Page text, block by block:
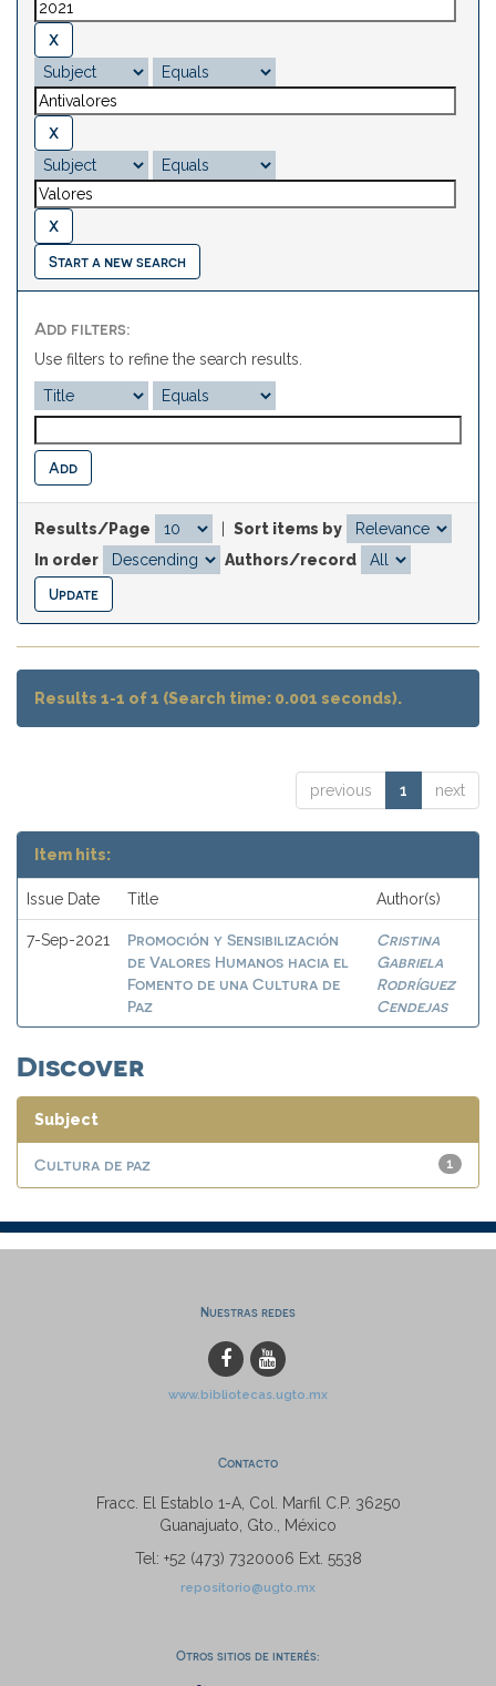
Start a new search
Add filters:
Use filters to refine the search results.
Results/Page
Sort items by
In order
Authors/record
Results 1-1 of 1 (Search time: 0.001 seconds).
previous 1 next
Item hits:
Issue Date Title Author(s)
7-Sep-2021
Promoción y Sensibilización
de Valores Humanos hacia el
Fomento de una Cultura de
Paz
Cristina
Gabriela
Rodríguez
Cendejas
Discover
Subject
1
Cultura de paz
Nuestras redes
www.bibliotecas.ugto.mx
Contacto
Fracc. El Establo 1-A, Col. Marfil C.P. 36250
Guanajuato, Gto., México
Tel: +52 (473) 7320006 Ext. 5538
repositorio@ugto.mx
Otros sitios de interés: